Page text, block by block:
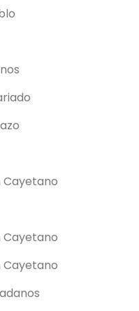
Cayetano
Cayetano
Cayetano